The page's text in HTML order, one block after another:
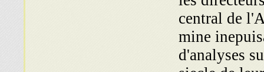
central de
mine
d'analyses